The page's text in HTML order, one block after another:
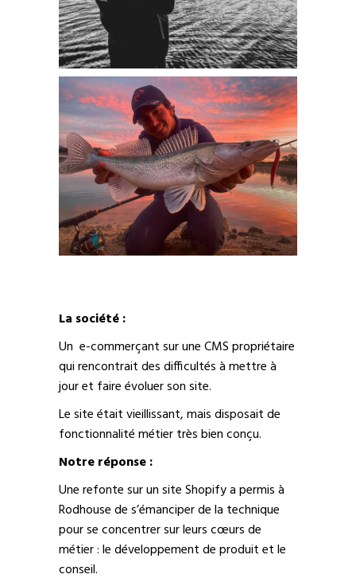
La société :
Un e-commerçant sur une CMS propriétaire
qui rencontrait des difficultés à mettre à
jour et faire évoluer son site.
Le site était vieillissant, mais disposait de
fonctionnalité métier très bien conçu.
Notre réponse :
Une refonte sur un site Shopify a permis à
Rodhouse de s’émanciper de la technique
pour se concentrer sur leurs cœurs de
métier : le développement de produit et le
conseil.